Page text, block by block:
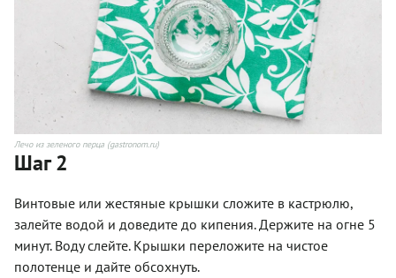
Лечо из зеленого перца (gastronom.ru)
Шаг 2
Винтовые или жестяные крышки сложите в кастрюлю,
залейте водой и доведите до кипения. Держите на огне 5
минут. Воду слейте. Крышки переложите на чистое
полотенце и дайте обсохнуть.